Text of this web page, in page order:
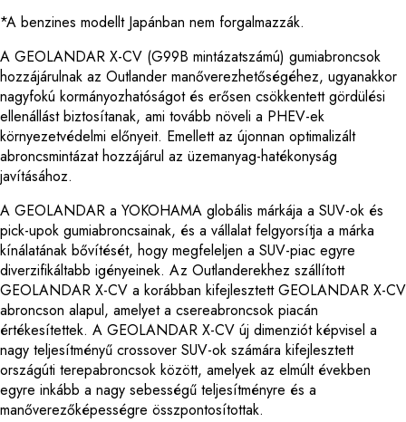
*A benzines modellt Japánban nem forgalmazzák.
A GEOLANDAR X-CV (G99B mintázatszámú) gumiabroncsok
hozzájárulnak az Outlander manőverezhetőségéhez, ugyanakkor
nagyfokú kormányozhatóságot és erősen csökkentett gördülési
ellenállást biztosítanak, ami tovább növeli a PHEV-ek
környezetvédelmi előnyeit. Emellett az újonnan optimalizált
abroncsmintázat hozzájárul az üzemanyag-hatékonyság
javításához.
A GEOLANDAR a YOKOHAMA globális márkája a SUV-ok és
pick-upok gumiabroncsainak, és a vállalat felgyorsítja a márka
kínálatának bővítését, hogy megfeleljen a SUV-piac egyre
diverzifikáltabb igényeinek. Az Outlanderekhez szállított
GEOLANDAR X-CV a korábban kifejlesztett GEOLANDAR X-CV
abroncson alapul, amelyet a csereabroncsok piacán
értékesítettek. A GEOLANDAR X-CV új dimenziót képvisel a
nagy teljesítményű crossover SUV-ok számára kifejlesztett
országúti terepabroncsok között, amelyek az elmúlt években
egyre inkább a nagy sebességű teljesítményre és a
manőverezőképességre összpontosítottak.